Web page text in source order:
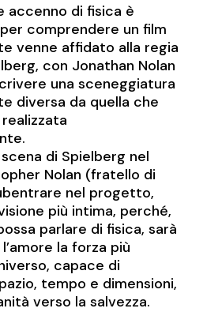
accenno di fisica è
comprendere un film
venne affidato alla regia
con Jonathan Nolan
una sceneggiatura
diversa da quella che
di Spielberg nel
Nolan (fratello di
nel progetto,
più intima, perché,
parlare di fisica, sarà
la forza più
capace di
tempo e dimensioni,
verso la salvezza.